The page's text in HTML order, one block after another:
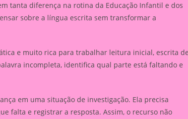
tanta diferença na rotina da Educação Infantil e dos
sobre a língua escrita sem transformar a
e muito rica para trabalhar leitura inicial, escrita
incompleta, identifica qual parte está faltando e
em uma situação de investigação. Ela precisa
falta e registrar a resposta. Assim, o recurso não